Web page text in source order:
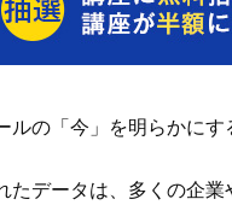
ルの「今」を明らかに
たデータは、多くの企